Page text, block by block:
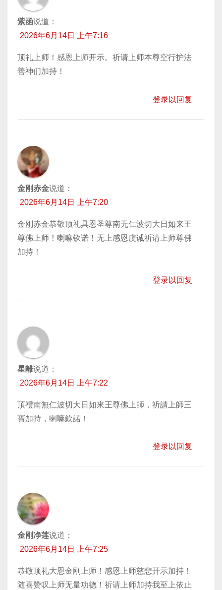
紫函说道：
2026年6月14日 上午7:16
顶礼上师！感恩上师开示。祈请上师本尊空行护法
善神们加持！
登录以回复
金刚赤金说道：
2026年6月14日 上午7:20
金刚赤金恭敬顶礼具恩圣尊南无仁波切大日如来王
尊佛上师！喇嘛钦诺！无上感恩虔诚祈请上师尊佛
加持！
登录以回复
星離说道：
2026年6月14日 上午7:22
頂禮南無仁波切大日如來王尊佛上師，祈請上師三
寶加持，喇嘛欽諾！
登录以回复
金刚净莲说道：
2026年6月14日 上午7:25
恭敬顶礼大恩金刚上师！感恩上师慈悲开示加持！
随喜赞叹上师无量功德！祈请上师加持我至上依止